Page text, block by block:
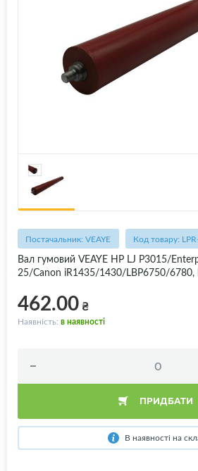
Постачальник: VEAYE Код товару:
Вал гумовий VEAYE HP LJ P3015/
25/Canon iR1435/1430/LBP6750/6780,
462.00₴
Наявність: в наявності
ПРИДБАТИ
В наявності на